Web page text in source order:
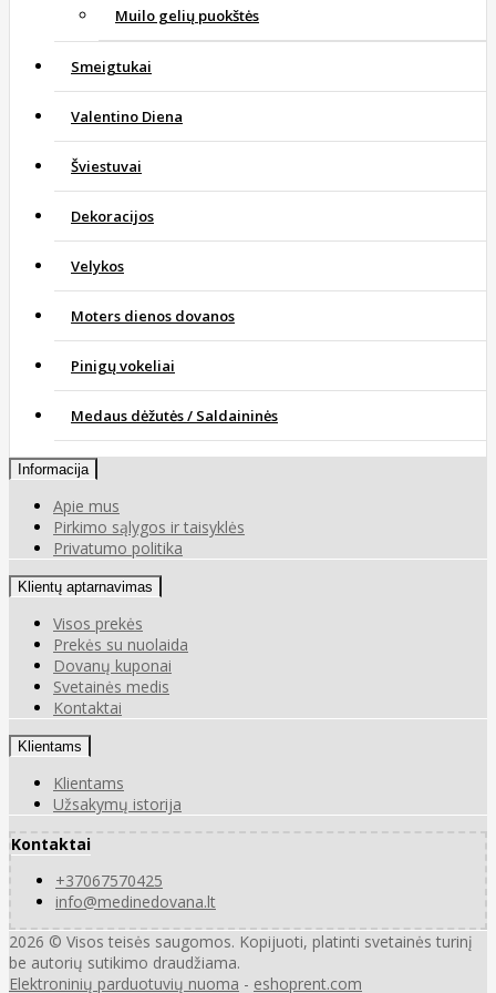
Muilo gelių puokštės
Smeigtukai
Valentino Diena
Šviestuvai
Dekoracijos
Velykos
Moters dienos dovanos
Pinigų vokeliai
Medaus dėžutės / Saldaininės
Informacija
Apie mus
Pirkimo sąlygos ir taisyklės
Privatumo politika
Klientų aptarnavimas
Visos prekės
Prekės su nuolaida
Dovanų kuponai
Svetainės medis
Kontaktai
Klientams
Klientams
Užsakymų istorija
Kontaktai
+37067570425
info@medinedovana.lt
2026 © Visos teisės saugomos. Kopijuoti, platinti svetainės turinį
be autorių sutikimo draudžiama.
Elektroninių parduotuvių nuoma - eshoprent.com